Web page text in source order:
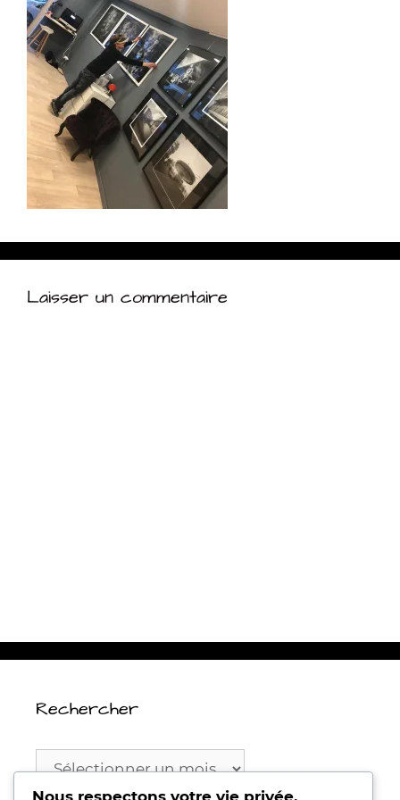
Laisser un commentaire
Rechercher
Rechercher
Nous respectons votre vie privée.